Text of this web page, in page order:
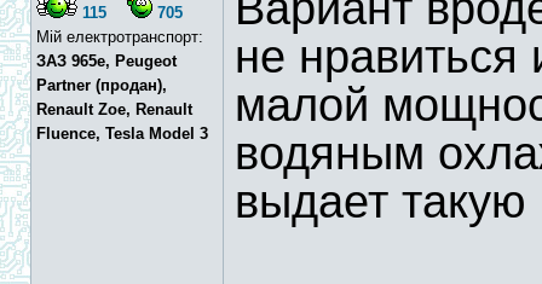
115
705
Мій електротранспорт:
ЗАЗ 965e, Peugeot
Partner (продан),
Renault Zoe, Renault
Fluence, Tesla Model 3
не нравиться
малой
водяным
выдает